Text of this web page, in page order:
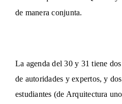
de manera conjunta.
La agenda del 30 y 31 tiene
de autoridades y expertos, y
estudiantes (de Arquitectura